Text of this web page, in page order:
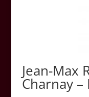
Jean-Max
Charnay –